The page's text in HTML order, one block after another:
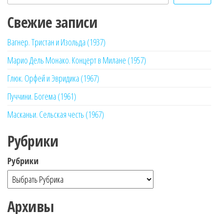
Свежие записи
Вагнер. Тристан и Изольда (1937)
Марио Дель Монако. Концерт в Милане (1957)
Глюк. Орфей и Эвридика (1967)
Пуччини. Богема (1961)
Масканьи. Сельская честь (1967)
Рубрики
Рубрики
Архивы